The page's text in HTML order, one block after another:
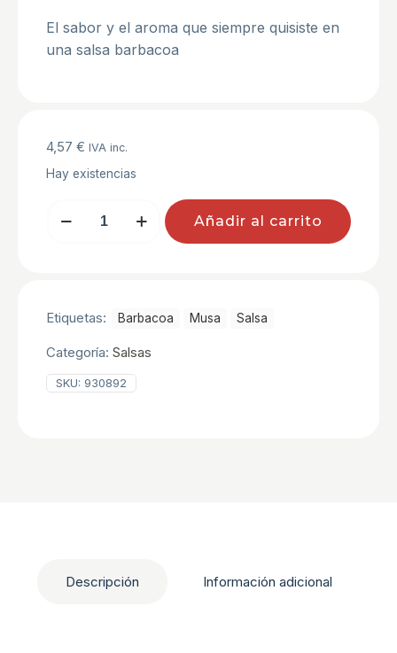
El sabor y el aroma que siempre quisiste en
una salsa barbacoa
4,57 € IVA inc.
Hay existencias
Barbacoa
Añadir al carrito
Etiquetas: Barbacoa Musa Salsa
Categoría: Salsas
SKU: 930892
Descripción Información adicional